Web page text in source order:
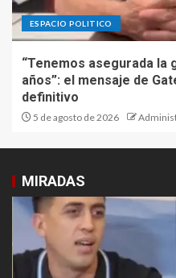
ESPACIO POLITICO
“Tenemos asegurada la
años”: el mensaje de
definitivo
5 de agosto de 2026
MIRADAS